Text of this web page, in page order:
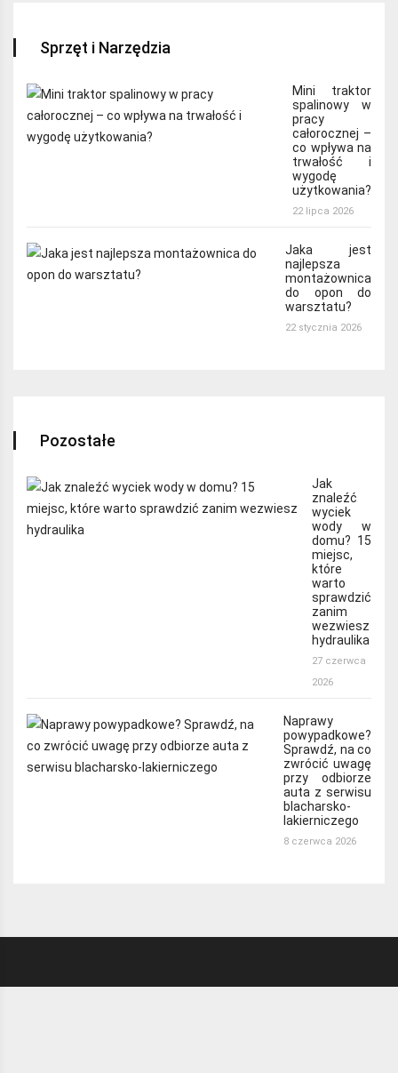
Sprzęt i Narzędzia
Mini traktor
spalinowy w
pracy
całorocznej –
co wpływa na
trwałość i
wygodę
użytkowania?
22 lipca 2026
Jaka jest
najlepsza
montażownica
do opon do
warsztatu?
22 stycznia 2026
Pozostałe
Jak
znaleźć
wyciek
wody w
domu? 15
miejsc,
które
warto
sprawdzić
zanim
wezwiesz
hydraulika
27 czerwca
2026
Naprawy
powypadkowe?
Sprawdź, na co
zwrócić uwagę
przy odbiorze
auta z serwisu
blacharsko-
lakierniczego
8 czerwca 2026